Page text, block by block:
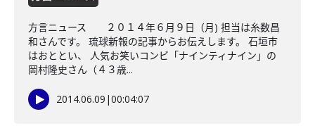
方言ニュース ２０１４年６月９日（月) 担当は糸数昌
和さんです。 琉球新報の記事からお伝えします。 石垣市
はおととい、 人気お笑いコンビ「ナインティナイン」の
岡村隆史さん（４３歳...
2014.06.09 |00:04:07